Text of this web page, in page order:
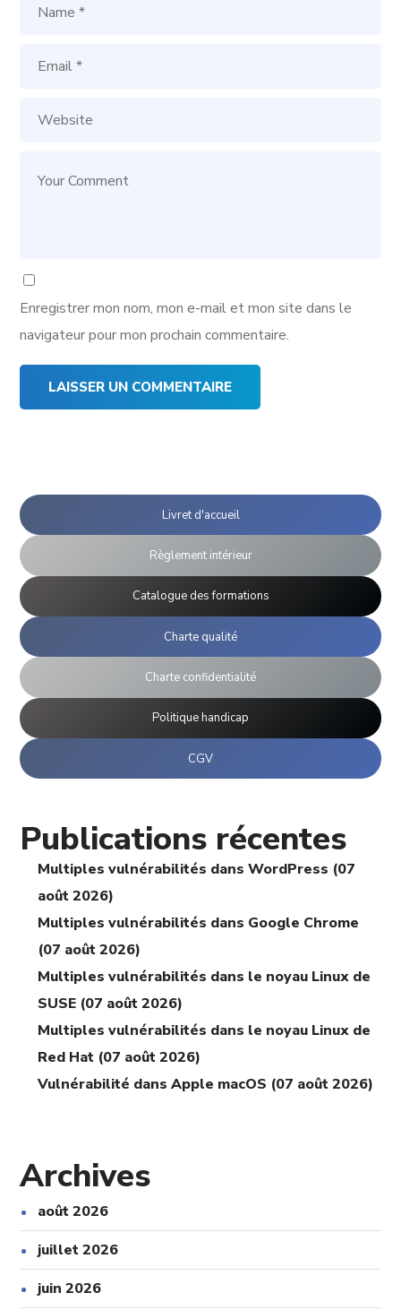
Enregistrer mon nom, mon e-mail et mon site dans le
navigateur pour mon prochain commentaire.
Livret d'accueil
Règlement intérieur
Catalogue des formations
Charte qualité
Charte confidentialité
Politique handicap
CGV
Publications récentes
Multiples vulnérabilités dans WordPress (07
août 2026)
Multiples vulnérabilités dans Google Chrome
(07 août 2026)
Multiples vulnérabilités dans le noyau Linux de
SUSE (07 août 2026)
Multiples vulnérabilités dans le noyau Linux de
Red Hat (07 août 2026)
Vulnérabilité dans Apple macOS (07 août 2026)
Archives
août 2026
juillet 2026
juin 2026